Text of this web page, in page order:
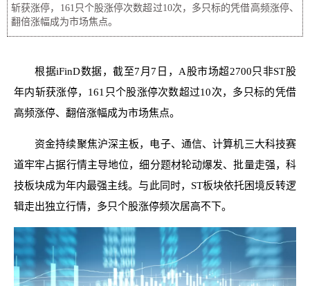
斩获涨停，161只个股涨停次数超过10次，多只标的凭借高频涨停、
翻倍涨幅成为市场焦点。
根据iFinD数据，截至7月7日，A股市场超2700只非ST股
年内斩获涨停，161只个股涨停次数超过10次，多只标的凭借
高频涨停、翻倍涨幅成为市场焦点。
资金持续聚焦沪深主板，电子、通信、计算机三大科技赛
道牢牢占据行情主导地位，细分题材轮动爆发、批量走强，科
技板块成为年内最强主线。与此同时，ST板块依托困境反转逻
辑走出独立行情，多只个股涨停频次居高不下。